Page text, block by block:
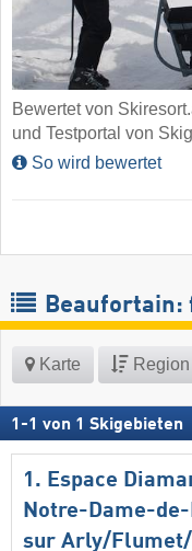
Bewertet von
und Testportal von
So wird bewertet
Beaufortain:
Karte
1 -1 von 1 Skigebieten
1. Espace
Notre-Dame-
sur Arly/​